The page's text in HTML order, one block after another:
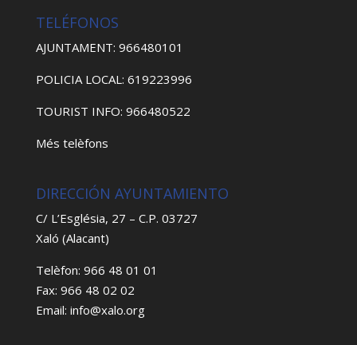
TELÉFONOS
AJUNTAMENT: 966480101
POLICIA LOCAL: 619223996
TOURIST INFO: 966480522
Més telèfons
DIRECCIÓN AYUNTAMIENTO
C/ L’Església, 27 – C.P. 03727
Xaló (Alacant)
Telèfon: 966 48 01 01
Fax: 966 48 02 02
Email: info@xalo.org